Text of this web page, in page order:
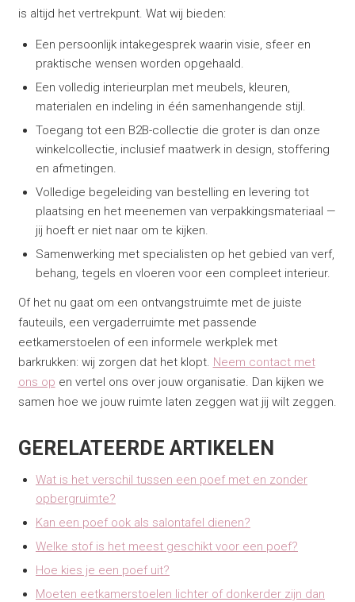
is altijd het vertrekpunt. Wat wij bieden:
Een persoonlijk intakegesprek waarin visie, sfeer en
praktische wensen worden opgehaald.
Een volledig interieurplan met meubels, kleuren,
materialen en indeling in één samenhangende stijl.
Toegang tot een B2B-collectie die groter is dan onze
winkelcollectie, inclusief maatwerk in design, stoffering
en afmetingen.
Volledige begeleiding van bestelling en levering tot
plaatsing en het meenemen van verpakkingsmateriaal —
jij hoeft er niet naar om te kijken.
Samenwerking met specialisten op het gebied van verf,
behang, tegels en vloeren voor een compleet interieur.
Of het nu gaat om een ontvangstruimte met de juiste
fauteuils, een vergaderruimte met passende
eetkamerstoelen of een informele werkplek met
barkrukken: wij zorgen dat het klopt. Neem contact met
ons op en vertel ons over jouw organisatie. Dan kijken we
samen hoe we jouw ruimte laten zeggen wat jij wilt zeggen.
GERELATEERDE ARTIKELEN
Wat is het verschil tussen een poef met en zonder
opbergruimte?
Kan een poef ook als salontafel dienen?
Welke stof is het meest geschikt voor een poef?
Hoe kies je een poef uit?
Moeten eetkamerstoelen lichter of donkerder zijn dan